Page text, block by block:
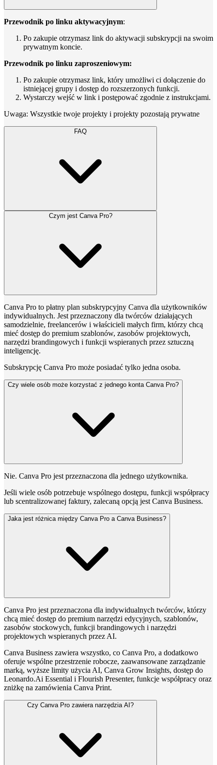
Przewodnik po linku aktywacyjnym:
Po zakupie otrzymasz link do aktywacji subskrypcji na swoim
prywatnym koncie.
Przewodnik po linku zaproszeniowym:
Po zakupie otrzymasz link, który umożliwi ci dołączenie do
istniejącej grupy i dostęp do rozszerzonych funkcji.
Wystarczy wejść w link i postępować zgodnie z instrukcjami.
Uwaga: Wszystkie twoje projekty i projekty pozostają prywatne
FAQ
Czym jest Canva Pro?
Canva Pro to płatny plan subskrypcyjny Canva dla użytkowników
indywidualnych. Jest przeznaczony dla twórców działających
samodzielnie, freelancerów i właścicieli małych firm, którzy chcą
mieć dostęp do premium szablonów, zasobów projektowych,
narzędzi brandingowych i funkcji wspieranych przez sztuczną
inteligencję.
Subskrypcję Canva Pro może posiadać tylko jedna osoba.
Czy wiele osób może korzystać z jednego konta Canva Pro?
Nie. Canva Pro jest przeznaczona dla jednego użytkownika.
Jeśli wiele osób potrzebuje wspólnego dostępu, funkcji współpracy
lub scentralizowanej faktury, zalecaną opcją jest Canva Business.
Jaka jest różnica między Canva Pro a Canva Business?
Canva Pro jest przeznaczona dla indywidualnych twórców, którzy
chcą mieć dostęp do premium narzędzi edycyjnych, szablonów,
zasobów stockowych, funkcji brandingowych i narzędzi
projektowych wspieranych przez AI.
Canva Business zawiera wszystko, co Canva Pro, a dodatkowo
oferuje wspólne przestrzenie robocze, zaawansowane zarządzanie
marką, wyższe limity użycia AI, Canva Grow Insights, dostęp do
Leonardo.Ai Essential i Flourish Presenter, funkcje współpracy oraz
zniżkę na zamówienia Canva Print.
Czy Canva Pro zawiera narzędzia AI?